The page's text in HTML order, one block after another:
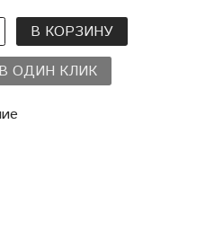
В КОРЗИНУ
ОДИН КЛИК